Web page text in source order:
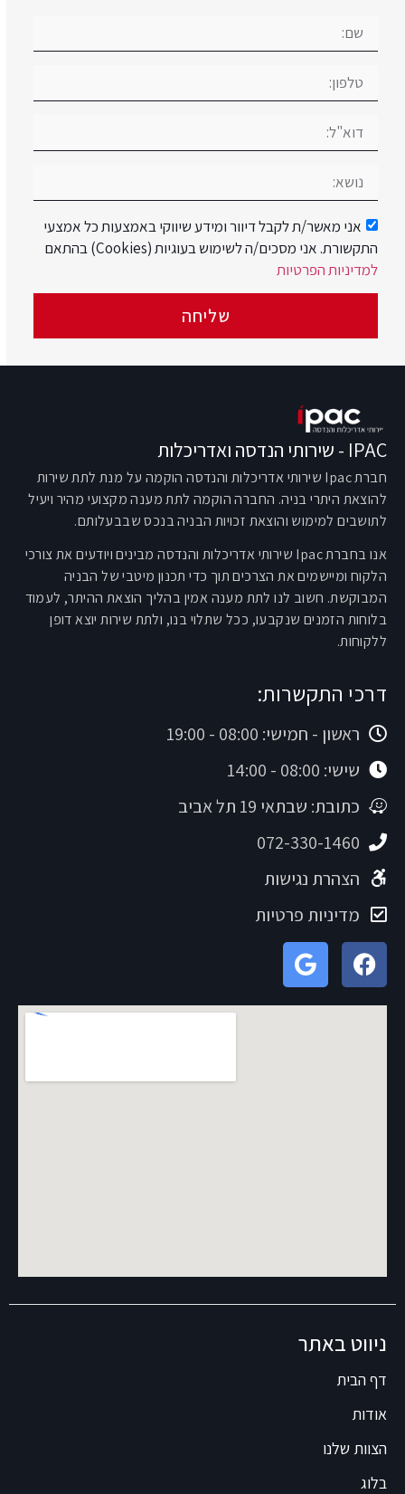
אני מאשר/ת לקבל דיוור ומידע שיווקי באמצעות כל אמצעי
התקשורת. אני מסכים/ה לשימוש בעוגיות (Cookies) בהתאם
למדיניות הפרטיות
שליחה
IPAC - שירותי הנדסה ואדריכלות
חברת Ipac שירותי אדריכלות והנדסה הוקמה על מנת לתת שירות
להוצאת היתרי בניה. החברה הוקמה לתת מענה מקצועי מהיר ויעיל
לתושבים למימוש והוצאת זכויות הבניה בנכס שבבעלותם.
אנו בחברת Ipac שירותי אדריכלות והנדסה מבינים ויודעים את צורכי
הלקוח ומיישמים את הצרכים תוך כדי תכנון מיטבי של הבניה
המבוקשת. חשוב לנו לתת מענה אמין בהליך הוצאת ההיתר, לעמוד
בלוחות הזמנים שנקבעו, ככל שתלוי בנו, ולתת שירות יוצא דופן
ללקוחות.
דרכי התקשרות:
ראשון - חמישי: 08:00 - 19:00
שישי: 08:00 - 14:00
כתובת: שבתאי 19 תל אביב
072-330-1460
הצהרת נגישות
מדיניות פרטיות
ניווט באתר
דף הבית
אודות
הצוות שלנו
בלוג